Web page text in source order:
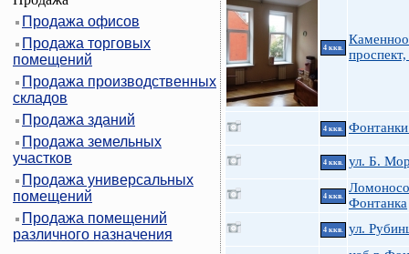
Продажа офисов
Продажа торговых
помещений
Продажа производственных
складов
Продажа зданий
Продажа земельных
участков
Продажа универсальных
помещений
Продажа помещений
различного назначения
4 ккв.
4 ккв.
4 ккв. ул. Б.
4 ккв.
Фонтанка
4 ккв. ул.